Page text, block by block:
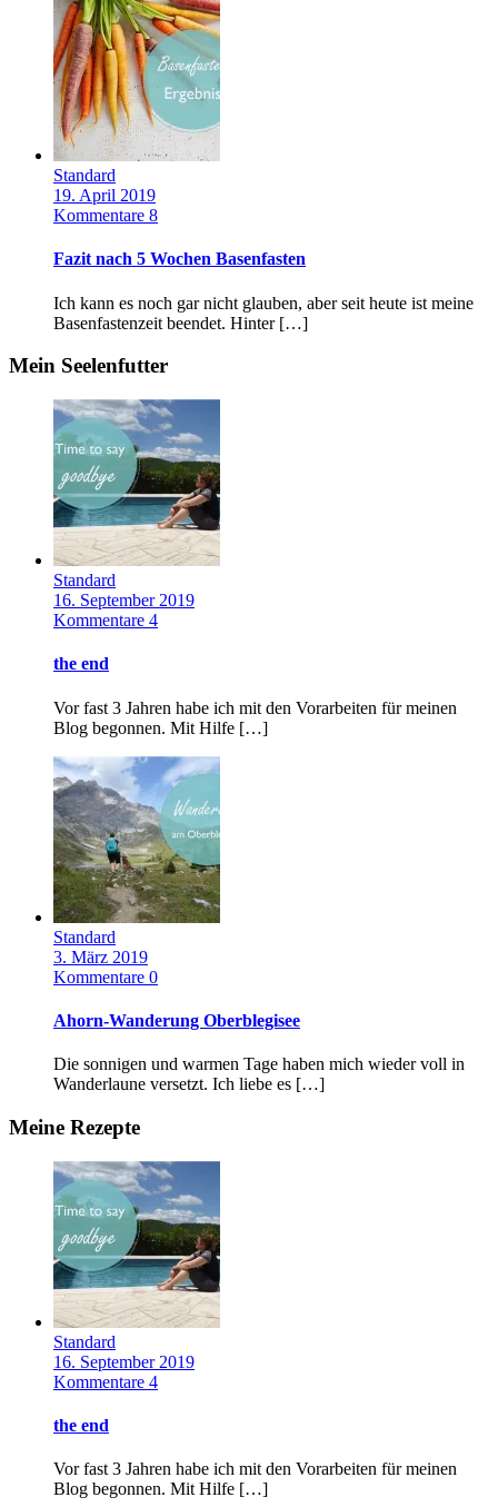
Standard
19. April 2019
Kommentare 8
Fazit nach 5 Wochen Basenfasten
Ich kann es noch gar nicht glauben, aber seit heute ist meine
Basenfastenzeit beendet. Hinter […]
Mein Seelenfutter
Standard
16. September 2019
Kommentare 4
the end
Vor fast 3 Jahren habe ich mit den Vorarbeiten für meinen
Blog begonnen. Mit Hilfe […]
Standard
3. März 2019
Kommentare 0
Ahorn-Wanderung Oberblegisee
Die sonnigen und warmen Tage haben mich wieder voll in
Wanderlaune versetzt. Ich liebe es […]
Meine Rezepte
Standard
16. September 2019
Kommentare 4
the end
Vor fast 3 Jahren habe ich mit den Vorarbeiten für meinen
Blog begonnen. Mit Hilfe […]